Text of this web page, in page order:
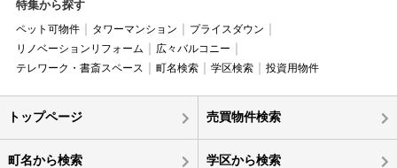
特集から探す
ペット可物件 タワーマンション
プライスダウン
リノベーションリフォーム
広々バルコニー
テレワーク・書斎スペース
町名検索 学区検索 投資用物件
トップページ 売買物件検索
町名から検索 学区から検索